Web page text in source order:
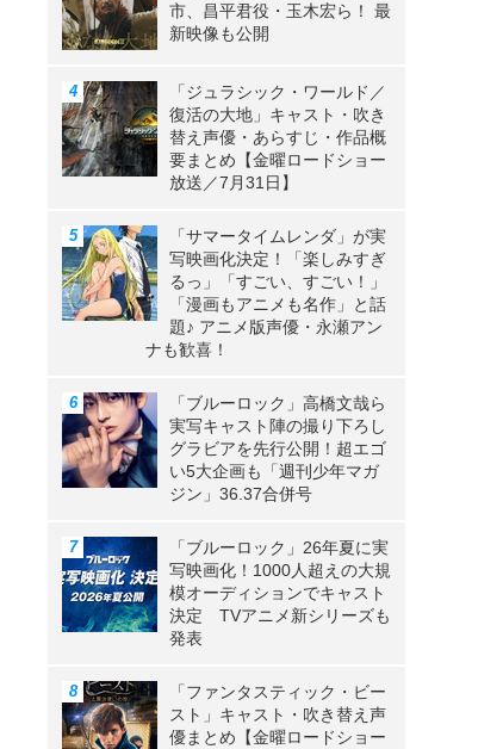
市、昌平君役・玉木宏ら！ 最
新映像も公開
「ジュラシック・ワールド／
復活の大地」キャスト・吹き
替え声優・あらすじ・作品概
要まとめ【金曜ロードショー
放送／7月31日】
「サマータイムレンダ」が実
写映画化決定！「楽しみすぎ
るっ」「すごい、すごい！」
「漫画もアニメも名作」と話
題♪ アニメ版声優・永瀬アン
ナも歓喜！
「ブルーロック」高橋文哉ら
実写キャスト陣の撮り下ろし
グラビアを先行公開！超エゴ
い5大企画も「週刊少年マガ
ジン」36.37合併号
「ブルーロック」26年夏に実
写映画化！1000人超えの大規
模オーディションでキャスト
決定 TVアニメ新シリーズも
発表
「ファンタスティック・ビー
スト」キャスト・吹き替え声
優まとめ【金曜ロードショー